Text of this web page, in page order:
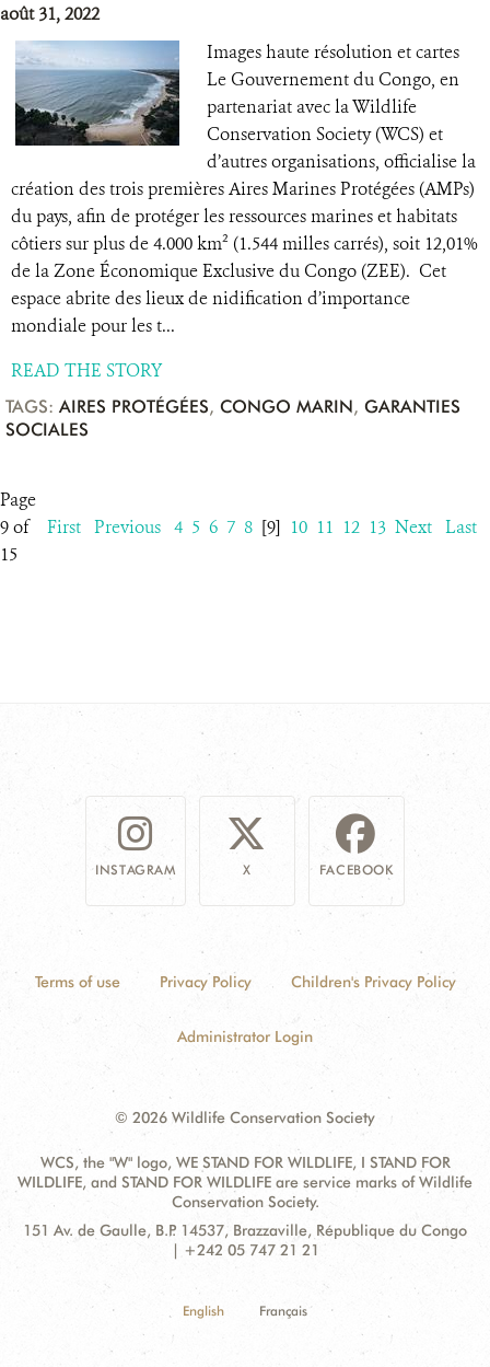
août 31, 2022
Images haute résolution et cartes
Le Gouvernement du Congo, en
partenariat avec la Wildlife
Conservation Society (WCS) et
d’autres organisations, officialise la
création des trois premières Aires Marines Protégées (AMPs)
du pays, afin de protéger les ressources marines et habitats
côtiers sur plus de 4.000 km² (1.544 milles carrés), soit 12,01%
de la Zone Économique Exclusive du Congo (ZEE). Cet
espace abrite des lieux de nidification d’importance
mondiale pour les t...
READ THE STORY
TAGS: AIRES PROTÉGÉES, CONGO MARIN, GARANTIES
SOCIALES
Page
9 of
15
First Previous 4 5 6 7 8 [9] 10 11 12 13 Next Last
INSTAGRAM X FACEBOOK
Terms of use Privacy Policy Children's Privacy Policy
Administrator Login
© 2026 Wildlife Conservation Society
WCS, the "W" logo, WE STAND FOR WILDLIFE, I STAND FOR
WILDLIFE, and STAND FOR WILDLIFE are service marks of Wildlife
Conservation Society.
Contact
Address:
151 Av. de Gaulle, B.P. 14537, Brazzaville, République du Congo
| +242 05 747 21 21
English Français